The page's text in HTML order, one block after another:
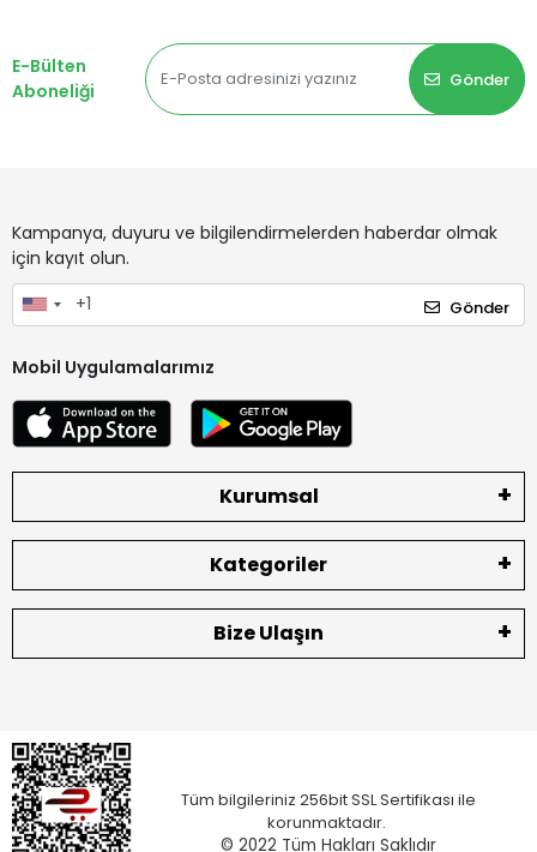
E-Bülten
Aboneliği
Gönder
Kampanya, duyuru ve bilgilendirmelerden haberdar olmak
için kayıt olun.
Gönder
Mobil Uygulamalarımız
Kurumsal
Kategoriler
Bize Ulaşın
Tüm bilgileriniz 256bit SSL Sertifikası ile
korunmaktadır.
© 2022 Tüm Hakları Saklıdır